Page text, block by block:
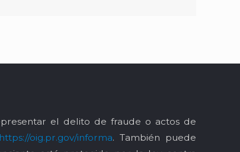
el delito de fraude o actos de
https://oig.pr.gov/informa. También puede